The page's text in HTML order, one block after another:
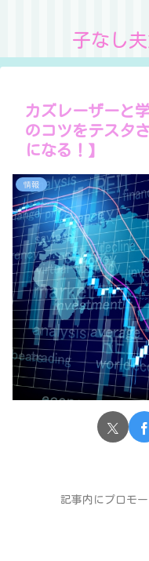
子なし
カズレーザーと
のコツをテスタ
になる！】
情報
記事内にプロモ